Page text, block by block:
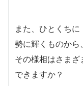
また、ひとくち
勢に輝くものから
その様相はさま
できますか？